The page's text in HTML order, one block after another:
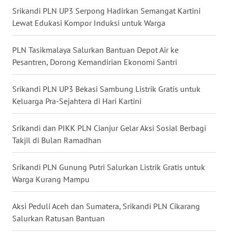
Srikandi PLN UP3 Serpong Hadirkan Semangat Kartini
Lewat Edukasi Kompor Induksi untuk Warga
PLN Tasikmalaya Salurkan Bantuan Depot Air ke
Pesantren, Dorong Kemandirian Ekonomi Santri
Srikandi PLN UP3 Bekasi Sambung Listrik Gratis untuk
Keluarga Pra-Sejahtera di Hari Kartini
Srikandi dan PIKK PLN Cianjur Gelar Aksi Sosial Berbagi
Takjil di Bulan Ramadhan
Srikandi PLN Gunung Putri Salurkan Listrik Gratis untuk
Warga Kurang Mampu
Aksi Peduli Aceh dan Sumatera, Srikandi PLN Cikarang
Salurkan Ratusan Bantuan
WN
WN
MALUKU
MALUT
WN
DAIRI
WN
DANAU
TOBA
WN
NIAS